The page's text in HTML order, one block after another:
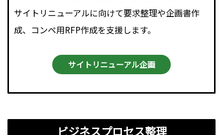
サイトリニューアルに向けて要求整理や企画書作
成、コンペ用RFP作成を支援します。
サイトリニューアル企画
ビジネスプロセス整理